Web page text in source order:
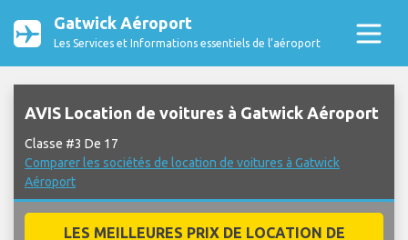
Gatwick Aéroport
Les Services et Informations essentiels de l’aéroport
AVIS Location de voitures à Gatwick Aéroport
Classe #3 De 17
Comparer les sociétés de location de voitures à Gatwick
Aéroport
LES MEILLEURES PRIX DE LOCATION DE